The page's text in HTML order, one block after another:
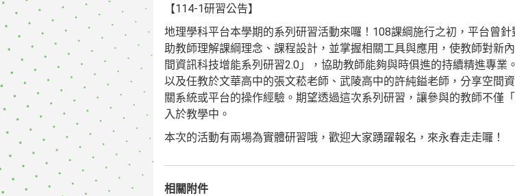
【114-1研習公告】
地理學科平台本學期的系列研習活動來囉！108課綱施行之初，平台曾
助教師理解課綱理念、課程設計，並掌握相關工具與應用，使教師對新
間資訊科技增能系列研習2.0」，協助教師能夠與時俱進的持續精進專業
以及任教於文華高中的張文菘老師、武陵高中的許純鎰老師，分享空間
關系統或平台的操作經驗。期望透過這次系列研習，讓參與的教師不僅
入於教學中。
本次的活動有兩場為實體研習哦，歡迎大家踴躍報名，來永春走走囉！
相關附件